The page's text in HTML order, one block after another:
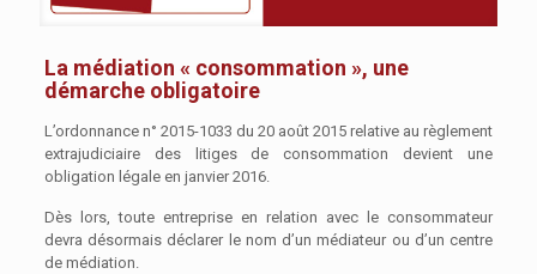
La médiation « consommation », une
démarche obligatoire
L’ordonnance n° 2015-1033 du 20 août 2015 relative au règlement
extrajudiciaire des litiges de consommation devient une
obligation légale en janvier 2016.
Dès lors, toute entreprise en relation avec le consommateur
devra désormais déclarer le nom d’un médiateur ou d’un centre
de médiation.